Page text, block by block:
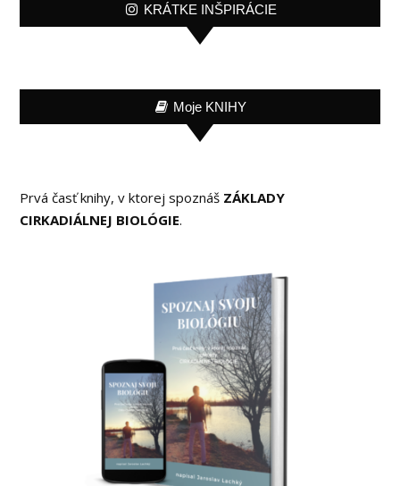
KRÁTKE INŠPIRÁCIE
Moje KNIHY
Prvá časť knihy, v ktorej spoznáš ZÁKLADY
CIRKADIÁLNEJ BIOLÓGIE.